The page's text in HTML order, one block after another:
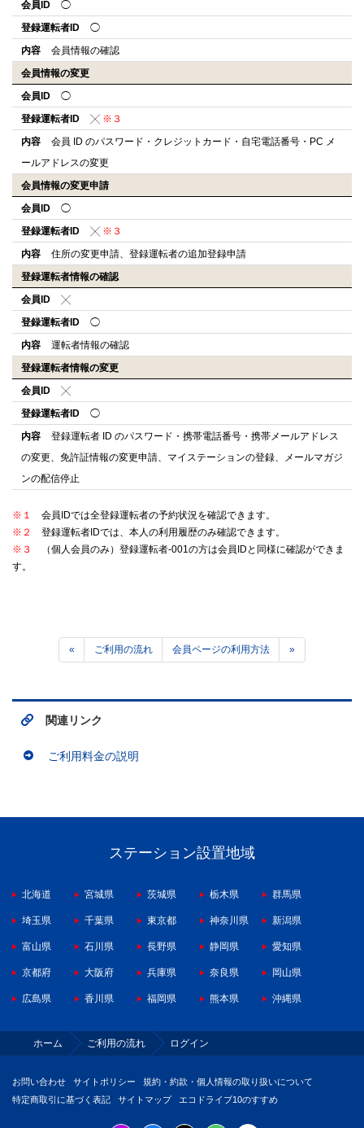
会員ID
◯
登録運転者ID
◯
内容
会員情報の確認
会員情報の変更
会員ID
◯
登録運転者ID
╳ ※３
内容
会員 ID のパスワード・クレジットカード・自宅電話番号・PC メ
ールアドレスの変更
会員情報の変更申請
会員ID
◯
登録運転者ID
╳ ※３
内容
住所の変更申請、登録運転者の追加登録申請
登録運転者情報の確認
会員ID
╳
登録運転者ID
◯
内容
運転者情報の確認
登録運転者情報の変更
会員ID
╳
登録運転者ID
◯
内容
登録運転者 ID のパスワード・携帯電話番号・携帯メールアドレス
の変更、免許証情報の変更申請、マイステーションの登録、メールマガジ
ンの配信停止
※１
会員IDでは全登録運転者の予約状況を確認できます。
※２
登録運転者IDでは、本人の利用履歴のみ確認できます。
※３
（個人会員のみ）登録運転者-001の方は会員IDと同様に確認ができま
す。
« ご利用の流れ 会員ページの利用方法 »
関連リンク
ご利用料金の説明
ステーション設置地域
北海道 宮城県 茨城県 栃木県 群馬県
埼玉県 千葉県 東京都 神奈川県 新潟県
富山県 石川県 長野県 静岡県 愛知県
京都府 大阪府 兵庫県 奈良県 岡山県
広島県 香川県 福岡県 熊本県 沖縄県
ホーム ご利用の流れ ログイン
お問い合わせ サイトポリシー
規約・約款・個人情報の取り扱いについて
特定商取引に基づく表記
サイトマップ エコドライブ10のすすめ